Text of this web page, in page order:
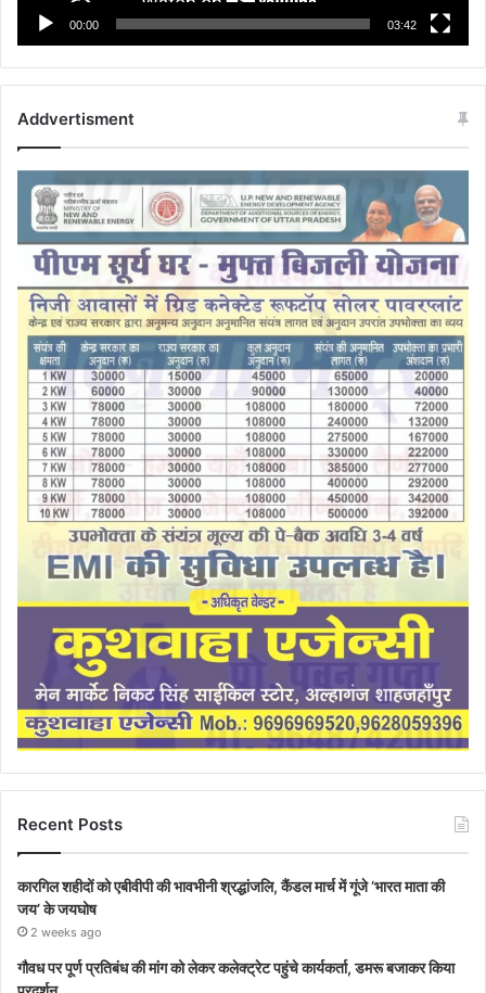
00:00 03:42
Addvertisment
Recent Posts
कारगिल शहीदों को एबीवीपी की भावभीनी श्रद्धांजलि, कैंडल मार्च में गूंजे ‘भारत माता की
जय’ के जयघोष
2 weeks ago
गौवध पर पूर्ण प्रतिबंध की मांग को लेकर कलेक्ट्रेट पहुंचे कार्यकर्ता, डमरू बजाकर किया